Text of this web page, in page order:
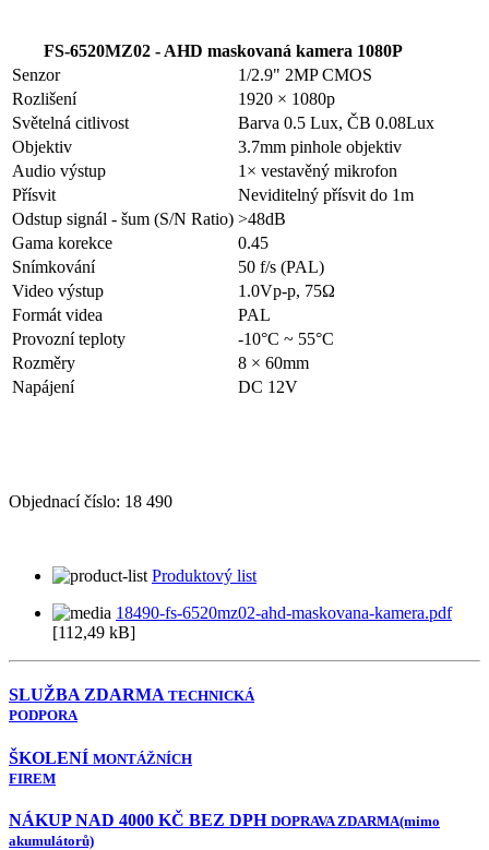
FS-6520MZ02 - AHD maskovaná kamera 1080P
Senzor
1/2.9" 2MP CMOS
Rozlišení
1920 × 1080p
Světelná citlivost
Barva 0.5 Lux, ČB 0.08Lux
Objektiv
3.7mm pinhole objektiv
Audio výstup
1× vestavěný mikrofon
Přísvit
Neviditelný přísvit do 1m
Odstup signál - šum (S/N Ratio) >48dB
Gama korekce
0.45
Snímkování
50 f/s (PAL)
Video výstup
1.0Vp-p, 75Ω
Formát videa
PAL
Provozní teploty
-10°C ~ 55°C
Rozměry
8 × 60mm
Napájení
DC 12V
Objednací číslo: 18 490
Produktový list
18490-fs-6520mz02-ahd-maskovana-kamera.pdf
[112,49 kB]
SLUŽBA ZDARMA TECHNICKÁ
PODPORA
ŠKOLENÍ MONTÁŽNÍCH
FIREM
NÁKUP NAD 4000 KČ BEZ DPH DOPRAVA ZDARMA(mimo
akumulátorů)